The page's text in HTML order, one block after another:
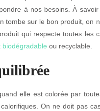
à nos besoins. À
tombe sur le bon produit,
qui respecte toutes les
biodégradable ou recyclable.
elle est colorée par
On ne doit pas